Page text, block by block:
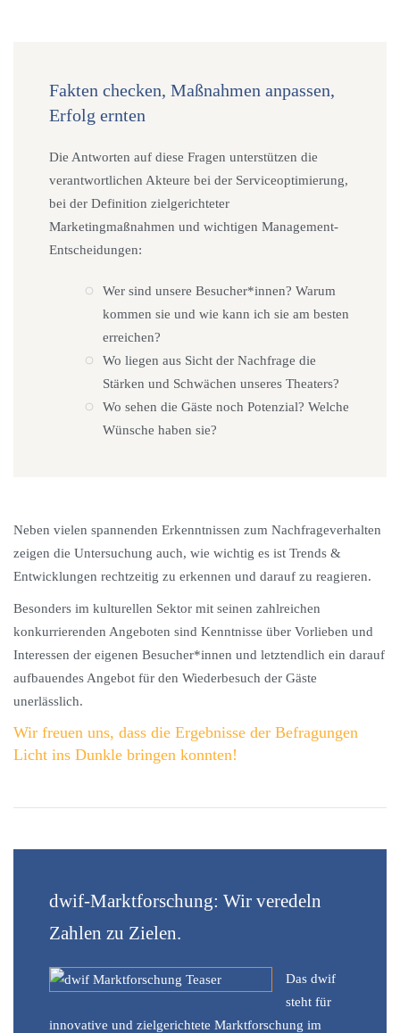
Fakten checken, Maßnahmen anpassen,
Erfolg ernten
Die Antworten auf diese Fragen unterstützen die
verantwortlichen Akteure bei der Serviceoptimierung,
bei der Definition zielgerichteter
Marketingmaßnahmen und wichtigen Management-
Entscheidungen:
Wer sind unsere Besucher*innen? Warum
kommen sie und wie kann ich sie am besten
erreichen?
Wo liegen aus Sicht der Nachfrage die
Stärken und Schwächen unseres Theaters?
Wo sehen die Gäste noch Potenzial? Welche
Wünsche haben sie?
Neben vielen spannenden Erkenntnissen zum Nachfrageverhalten
zeigen die Untersuchung auch, wie wichtig es ist Trends &
Entwicklungen rechtzeitig zu erkennen und darauf zu reagieren.
Besonders im kulturellen Sektor mit seinen zahlreichen
konkurrierenden Angeboten sind Kenntnisse über Vorlieben und
Interessen der eigenen Besucher*innen und letztendlich ein darauf
aufbauendes Angebot für den Wiederbesuch der Gäste
unerlässlich.
Wir freuen uns, dass die Ergebnisse der Befragungen
Licht ins Dunkle bringen konnten!
dwif-Marktforschung: Wir veredeln
Zahlen zu Zielen.
Das dwif
steht für
innovative und zielgerichtete Marktforschung im